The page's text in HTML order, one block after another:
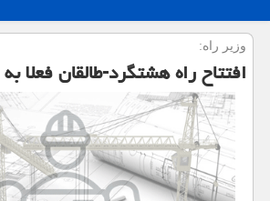
وزیر راه:
افتتاح راه هشتگرد-طالقان فعلا